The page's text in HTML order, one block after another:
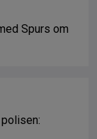
Spurs om